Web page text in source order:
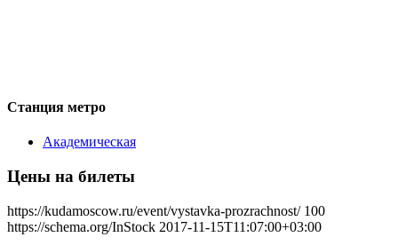
Станция метро
Академическая
Цены на билеты
https://kudamoscow.ru/event/vystavka-prozrachnost/ 100
https://schema.org/InStock 2017-11-15T11:07:00+03:00